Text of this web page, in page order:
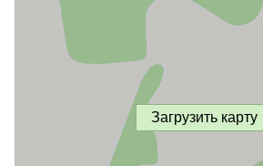
Загрузить карту